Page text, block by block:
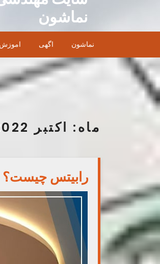
content
نماشون
نماشون اگهی
ماه: اکتبر 2022
رابیتس چیست؟